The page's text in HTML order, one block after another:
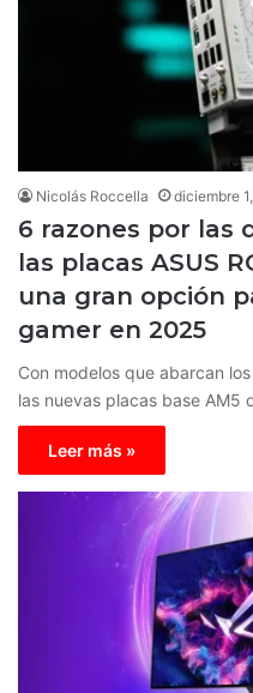
Nicolás Roccella diciembre
6 razones por las
las placas ASUS
una gran opción
gamer en 2025
Con modelos que abarcan
las nuevas placas base AM5
Leer más »